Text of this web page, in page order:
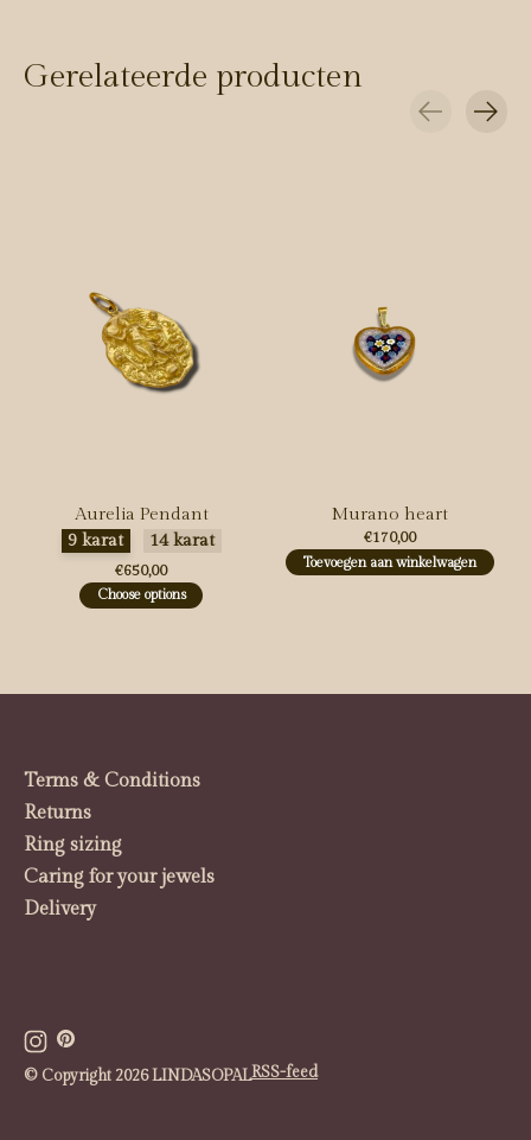
Gerelateerde producten
Aurelia Pendant
Maak een keuze:
9 karat 14 karat
€650,00
Choose options
Murano heart
€170,00
Toevoegen aan winkelwagen
Terms & Conditions
Returns
Ring sizing
Caring for your jewels
Delivery
© Copyright 2026 LINDASOPALRSS-feed